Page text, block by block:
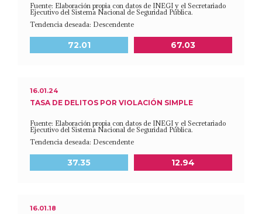
Fuente: Elaboración propia con datos de INEGI y el Secretariado
Ejecutivo del Sistema Nacional de Seguridad Pública.
Tendencia deseada: Descendente
72.01 Meta a 2030
67.03
16.01.24
TASA DE DELITOS POR VIOLACIÓN SIMPLE
Fuente: Elaboración propia con datos de INEGI y el Secretariado
Ejecutivo del Sistema Nacional de Seguridad Pública.
Tendencia deseada: Descendente
37.35 Meta a 2030
12.94
16.01.18